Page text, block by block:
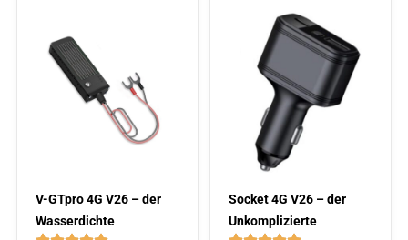
V-GTpro 4G V26 – der
Wasserdichte
Socket 4G V26 – der
Unkomplizierte